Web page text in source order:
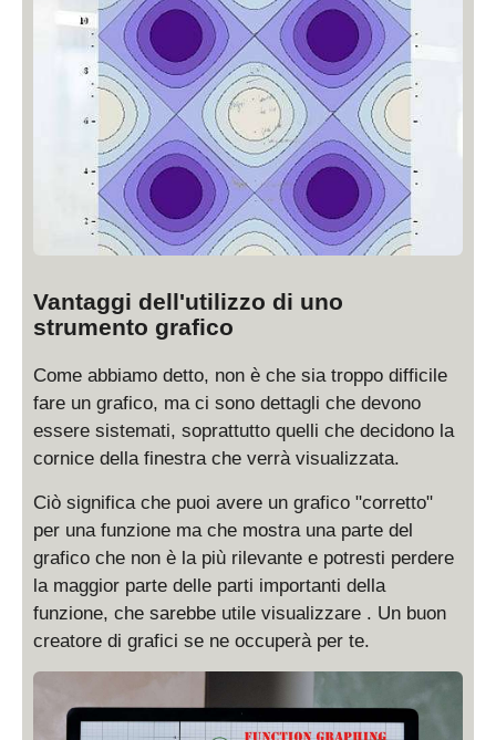
Vantaggi dell'utilizzo di uno
strumento grafico
Come abbiamo detto, non è che sia troppo difficile
fare un grafico, ma ci sono dettagli che devono
essere sistemati, soprattutto quelli che decidono la
cornice della finestra che verrà visualizzata.
Ciò significa che puoi avere un grafico "corretto"
per una funzione ma che mostra una parte del
grafico che non è la più rilevante e potresti perdere
la maggior parte delle parti importanti della
funzione, che sarebbe utile visualizzare . Un buon
creatore di grafici se ne occuperà per te.